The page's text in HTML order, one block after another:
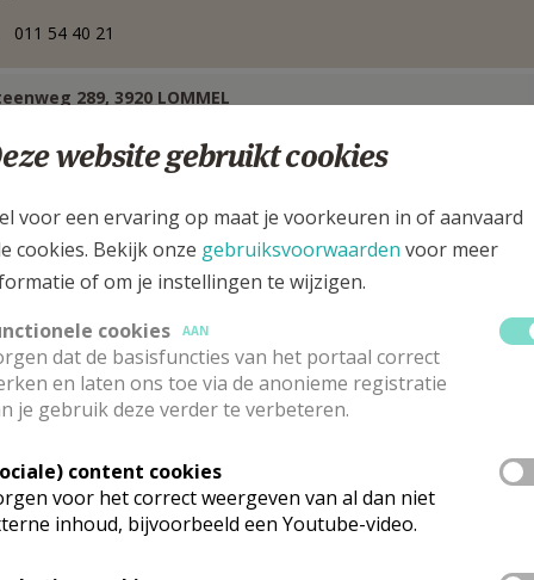
011 54 40 21
289, 3920 LOMMEL
abonneringen Kerk &
website gebruikt cookies
voor een ervaring op maat je voorkeuren in of aanvaard
cookies. Bekijk onze gebruiksvoorwaarden voor meer
of om je instellingen te wijzigen.
cookies
AAN
dat de basisfuncties van het portaal correct
en laten ons toe via de anonieme registratie
je gebruik deze verder te verbeteren.
content cookies
voor het correct weergeven van al dan niet
inhoud, bijvoorbeeld een Youtube-video.